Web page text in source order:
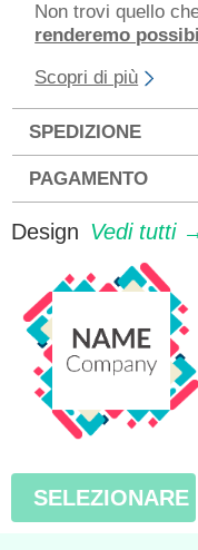
Non trovi quello
renderemo
Scopri di più
SPEDIZIONE
PAGAMENTO
Design Vedi tutti
SELEZIONARE